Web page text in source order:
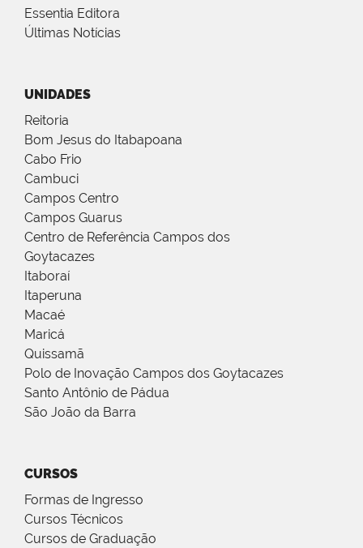
Essentia Editora
Últimas Notícias
UNIDADES
Reitoria
Bom Jesus do Itabapoana
Cabo Frio
Cambuci
Campos Centro
Campos Guarus
Centro de Referência Campos dos
Goytacazes
Itaboraí
Itaperuna
Macaé
Maricá
Quissamã
Polo de Inovação Campos dos Goytacazes
Santo Antônio de Pádua
São João da Barra
CURSOS
Formas de Ingresso
Cursos Técnicos
Cursos de Graduação